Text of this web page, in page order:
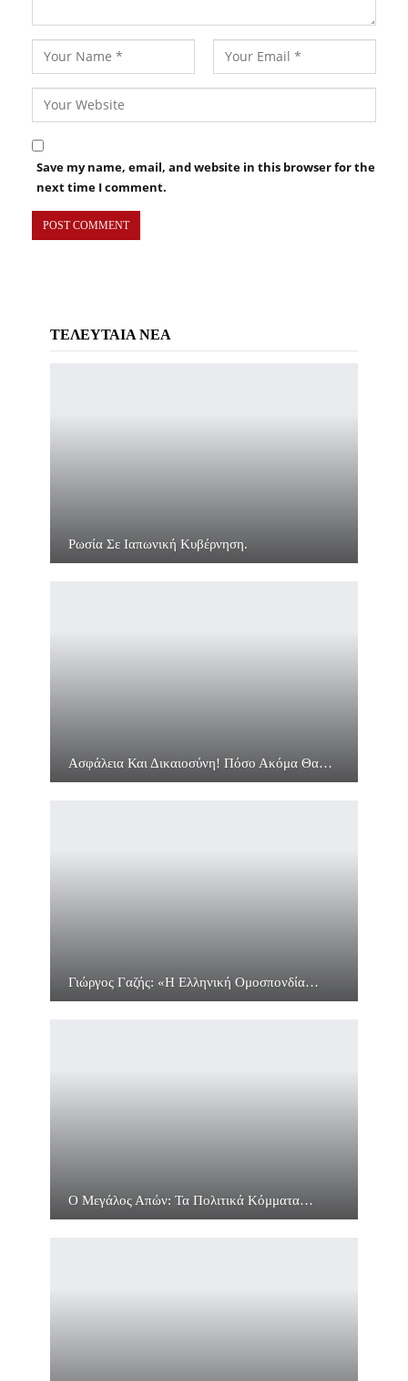
Save my name, email, and website in this browser for the
next time I comment.
ΤΕΛΕΥΤΑΙΑ ΝΕΑ
Ρωσία Σε Ιαπωνική Κυβέρνηση.
Ασφάλεια Και Δικαιοσύνη! Πόσο Ακόμα Θα…
Γιώργος Γαζής: «Η Ελληνική Ομοσπονδία…
Ο Μεγάλος Απών: Τα Πολιτικά Κόμματα…